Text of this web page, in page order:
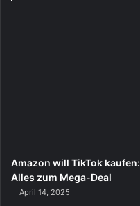
Amazon will TikTok kaufen:
Alles zum Mega-Deal
April 14, 2025